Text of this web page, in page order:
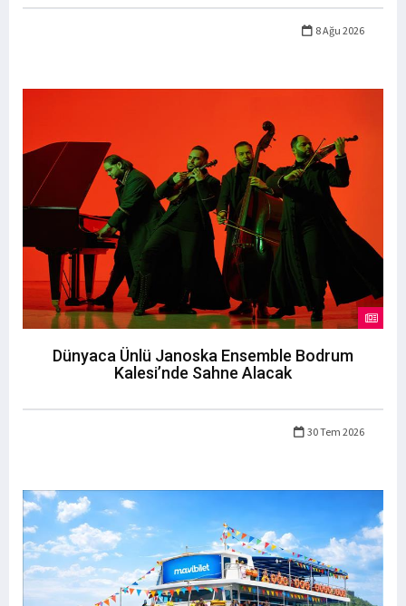
8 Ağu 2026
Dünyaca Ünlü Janoska Ensemble Bodrum
Kalesi’nde Sahne Alacak
30 Tem 2026